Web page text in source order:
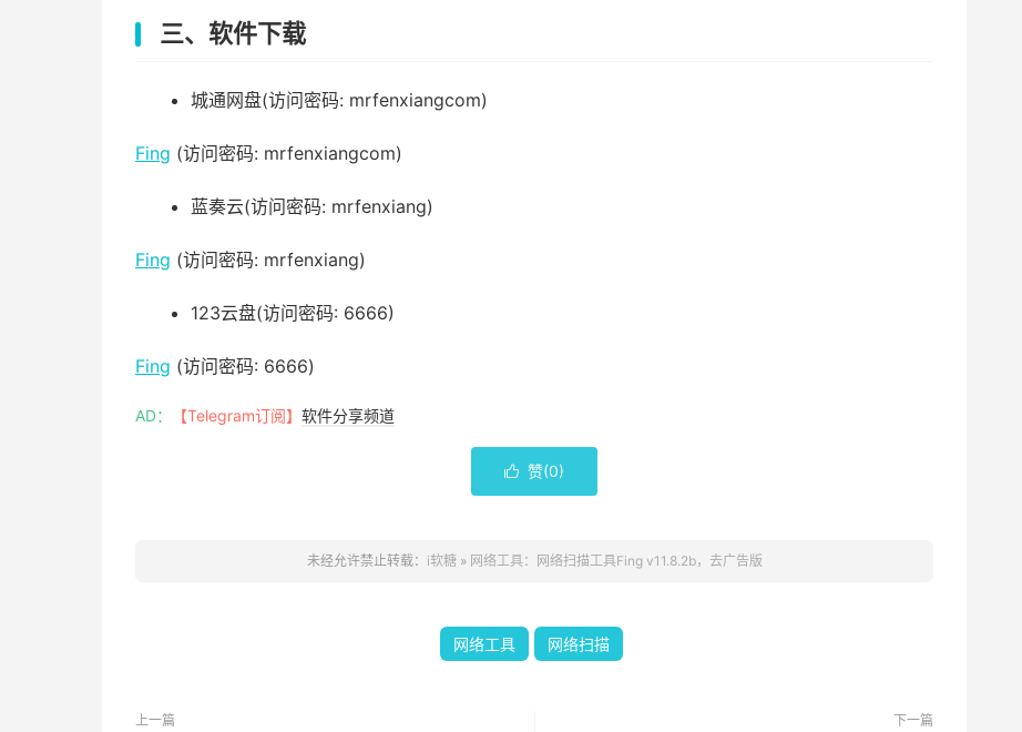
三、软件下载
城通网盘(访问密码: mrfenxiangcom)
Fing (访问密码: mrfenxiangcom)
蓝奏云(访问密码: mrfenxiang)
Fing (访问密码: mrfenxiang)
123云盘(访问密码: 6666)
Fing (访问密码: 6666)
AD： 【Telegram订阅】 软件分享频道
 赞(0)
未经允许禁止转载： i软糖» 网络工具：网络扫描工具Fing v11.8.2b，去广告版
网络工具 网络扫描
上一篇 下一篇